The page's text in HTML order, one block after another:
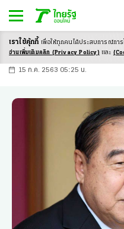
-ก ก ก+
15 ก.ค. 2563 05:25 น.
เราใช้คุ้กกี้ เพื่อให้ทุกคนได้ประสบการณ์กา
อ่านเพิ่มเติมคลิก (Privacy Policy) และ